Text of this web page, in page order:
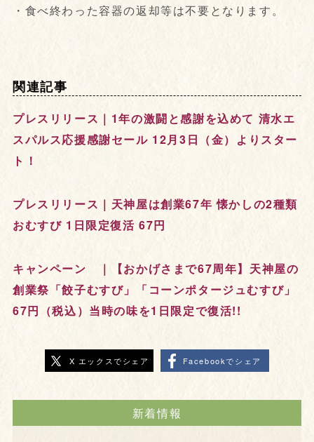
・食べ終わった容器の返却等は不要となります。
関連記事
プレスリリース｜1年の激闘と感謝を込めて 清水エ
スパルス応援感謝セール 12月3日（金）よりスター
ト！
プレスリリース｜天神屋は創業67年 懐かしの2種類
おむすび 1日限定復活 67円
キャンペーン ｜【おかげさまで67周年】天神屋の
創業祭「餃子むすび」「コーンポタージュむすび」
67円（税込）当時の味を1日限定で復活!!
X エックスでシェア Facebookでシェア
新着情報